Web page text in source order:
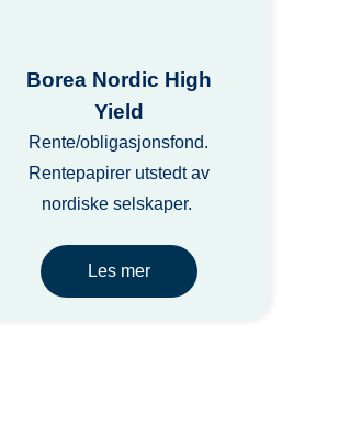
Borea Nordic High
Yield
Rente/obligasjonsfond.
Rentepapirer utstedt av
nordiske selskaper.
Les mer